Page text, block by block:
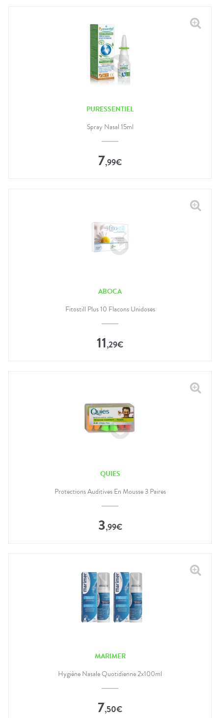
PURESSENTIEL
Spray Nasal 15ml
7,99€
ABOCA
Fitostill Plus 10 Flacons Unidoses
11,29€
QUIES
Protections Auditives En Mousse 3 Paires
3,99€
MARIMER
Hygiène Nasale Quotidienne 2x100ml
7,50€